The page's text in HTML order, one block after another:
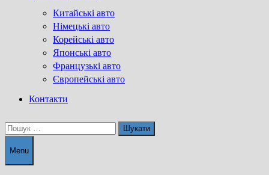
Китайські авто
Німецькі авто
Корейські авто
Японські авто
Французькі авто
Європейські авто
Контакти
Пошук:
Menu